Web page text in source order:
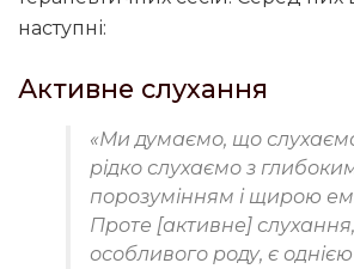
наступні:
Активне слухання
«Ми думаємо, що
рідко слухаємо з
порозумінням і щирою
Проте [активне] слухання,
особливого роду, є однією